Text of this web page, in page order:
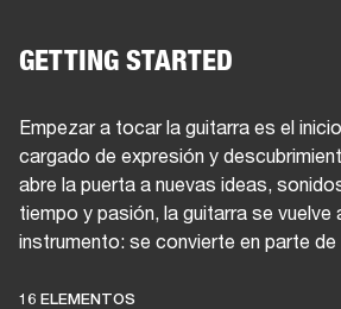
GETTING STARTED
Empezar a tocar la guitarra es el
cargado de expresión y
abre la puerta a nuevas ideas,
tiempo y pasión, la guitarra se vuelve
instrumento: se convierte en parte de
16 ELEMENTOS